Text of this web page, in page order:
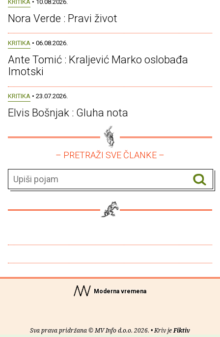
KRITIKA • 10.08.2026.
Nora Verde : Pravi život
KRITIKA • 06.08.2026.
Ante Tomić : Kraljević Marko oslobađa
Imotski
KRITIKA • 23.07.2026.
Elvis Bošnjak : Gluha nota
– PRETRAŽI SVE ČLANKE –
Moderna vremena
Sva prava pridržana © MV Info d.o.o. 2026. • Kriv jeFiktiv